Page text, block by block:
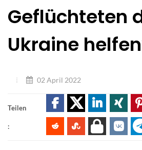
Geflüchteten
Ukraine
02 April 2022
Teilen
: